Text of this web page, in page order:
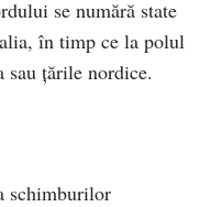
se numără state
în timp ce la polul
sau țările nordice.
schimburilor